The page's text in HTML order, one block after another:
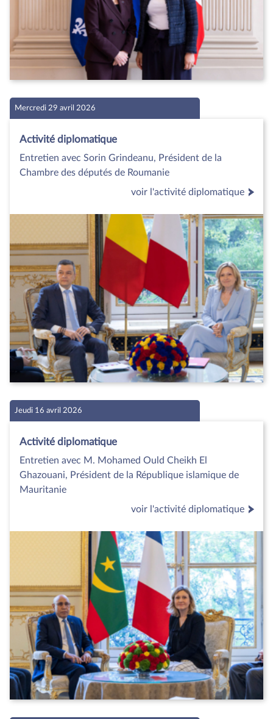
Mercredi 29 avril 2026
Activité diplomatique
Entretien avec Sorin Grindeanu, Président de la
Chambre des députés de Roumanie
voir l'activité diplomatique
Jeudi 16 avril 2026
Activité diplomatique
Entretien avec M. Mohamed Ould Cheikh El
Ghazouani, Président de la République islamique de
Mauritanie
voir l'activité diplomatique